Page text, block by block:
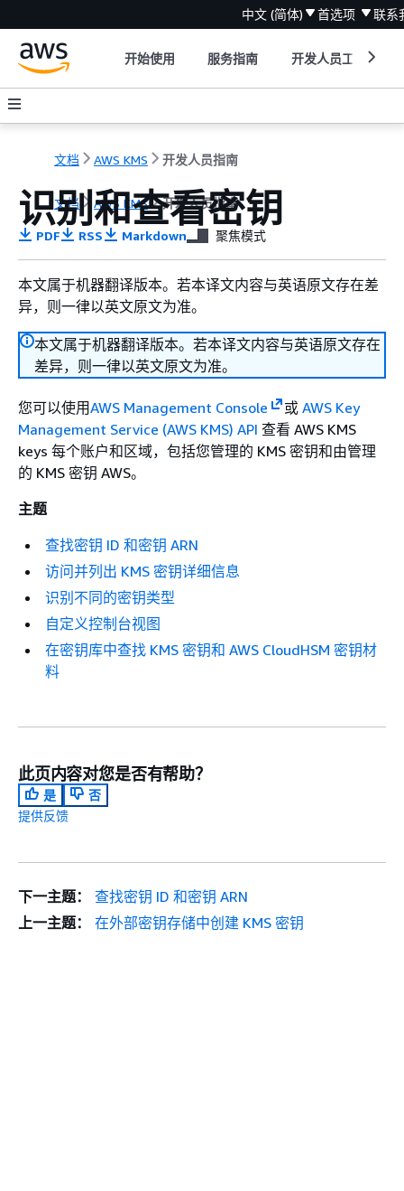
中文 (简体) 首选项 联系
开始使用 服务指南 开发人员工具
文档 AWS KMS 开发人员指南
文档 AWS KMS 开发人员指南
识别和查看密钥
PDF RSS Markdown 聚焦模式
本文属于机器翻译版本。若本译文内容与英语原文存在差
异，则一律以英文原文为准。
本文属于机器翻译版本。若本译文内容与英语原文存在
差异，则一律以英文原文为准。
您可以使用AWS Management Console 或 AWS Key
Management Service (AWS KMS) API 查看 AWS KMS
keys 每个账户和区域，包括您管理的 KMS 密钥和由管理
的 KMS 密钥 AWS。
主题
查找密钥 ID 和密钥 ARN
访问并列出 KMS 密钥详细信息
识别不同的密钥类型
自定义控制台视图
在密钥库中查找 KMS 密钥和 AWS CloudHSM 密钥材
料
此页内容对您是否有帮助？
是
否
提供反馈
下一主题：
查找密钥 ID 和密钥 ARN
上一主题：
在外部密钥存储中创建 KMS 密钥